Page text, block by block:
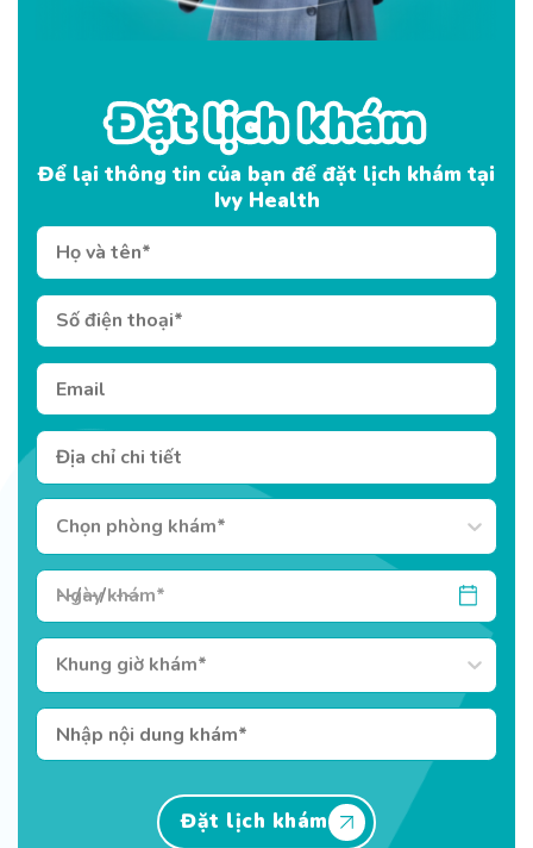
Đặt lịch khám
Đặt lịch khám
Để lại thông tin của bạn để đặt lịch khám tại
Ivy Health
Chọn phòng khám*
Khung giờ khám*
Đặt lịch khám